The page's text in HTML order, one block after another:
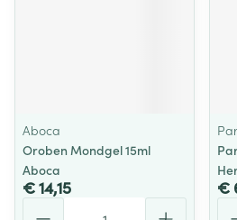
Aboca
Oroben Mondgel 15ml
Aboca
€ 14,15 €